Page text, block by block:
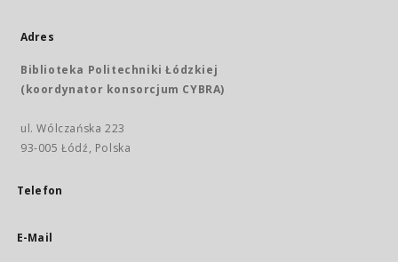
Adres
Biblioteka Politechniki Łódzkiej
(koordynator konsorcjum CYBRA)
ul. Wólczańska 223
93-005 Łódź, Polska
Telefon
E-Mail